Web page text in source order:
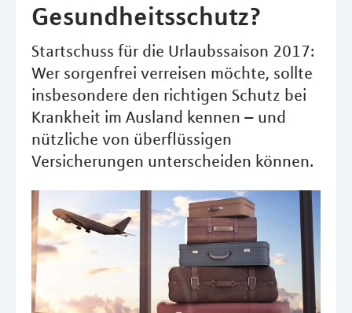
Gesundheitsschutz?
Startschuss für die Urlaubssaison 2017:
Wer sorgenfrei verreisen möchte, sollte
insbesondere den richtigen Schutz bei
Krankheit im Ausland kennen – und
nützliche von überflüssigen
Versicherungen unterscheiden können.